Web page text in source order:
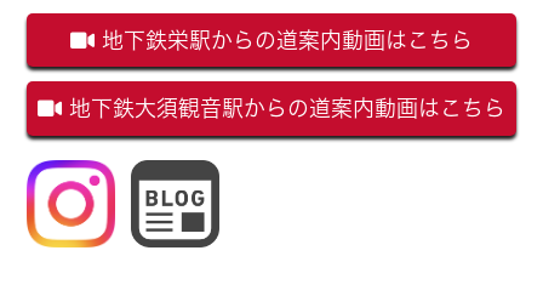
地下鉄栄駅からの道案内動画はこちら
地下鉄大須観音駅からの道案内動画はこちら